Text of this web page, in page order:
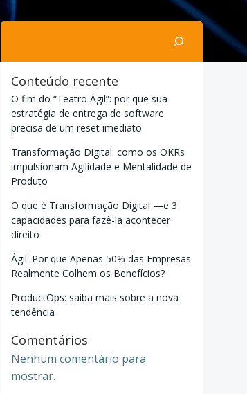
Pesquisar
Conteúdo recente
O fim do “Teatro Ágil”: por que sua
estratégia de entrega de software
precisa de um reset imediato
Transformação Digital: como os OKRs
impulsionam Agilidade e Mentalidade de
Produto
O que é Transformação Digital —e 3
capacidades para fazê-la acontecer
direito
Ágil: Por que Apenas 50% das Empresas
Realmente Colhem os Benefícios?
ProductOps: saiba mais sobre a nova
tendência
Comentários
Nenhum comentário para
mostrar.